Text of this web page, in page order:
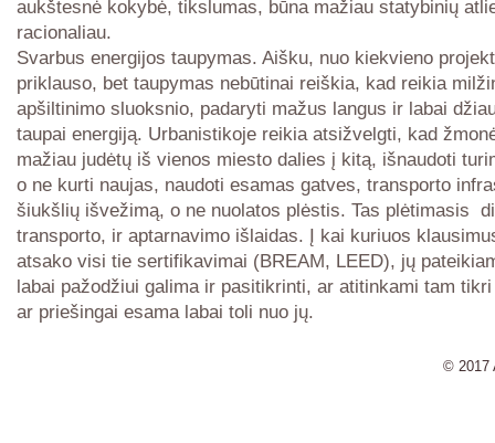
aukštesnė kokybė, tikslumas, būna mažiau statybinių
racionaliau.
Svarbus energijos taupymas. Aišku, nuo kiekvieno
priklauso, bet taupymas nebūtinai reiškia, kad reikia
apšiltinimo sluoksnio, padaryti mažus langus ir labai
taupai energiją. Urbanistikoje reikia atsižvelgti, kad
mažiau judėtų iš vienos miesto dalies į kitą, išnaudoti
o ne kurti naujas, naudoti esamas gatves, transporto
šiukšlių išvežimą, o ne nuolatos plėstis. Tas plėtimasis
transporto, ir aptarnavimo išlaidas. Į kai kuriuos
atsako visi tie sertifikavimai (BREAM, LEED), jų
labai pažodžiui galima ir pasitikrinti, ar atitinkami tam
ar priešingai esama labai toli nuo jų.
© 2017